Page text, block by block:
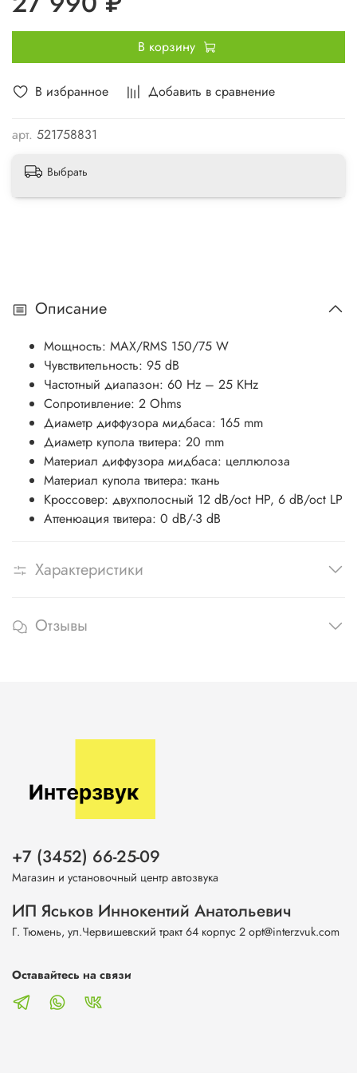
В избранное Добавить в сравнение
арт. 521758831
этой серии демонстрируют высочайшую эффективность
даже без использования дополнительных внешних
Для требовательных слушателей, желающих полностью
RELAX, рекомендуется применение дополнительного,
внешнего усилителя.
В корзину
Выбрать
Описание
Мощность: MAX/RMS 150/75 W
Чувствительность: 95 dB
Частотный диапазон: 60 Hz – 25 KHz
Сопротивление: 2 Ohms
Диаметр диффузора мидбаса: 165 mm
Диаметр купола твитера: 20 mm
Материал диффузора мидбаса: целлюлоза
Материал купола твитера: ткань
Кроссовер: двухполосный 12 dB/oct HP, 6 dB/oct LP
Аттенюация твитера: 0 dB/-3 dB
Характеристики
Отзывы
+7 (3452) 66-25-09
Магазин и установочный центр автозвука
ИП Яськов Иннокентий Анатольевич
Г. Тюмень, ул.Червишевский тракт 64 корпус 2 opt@interzvuk.com
Оставайтесь на связи